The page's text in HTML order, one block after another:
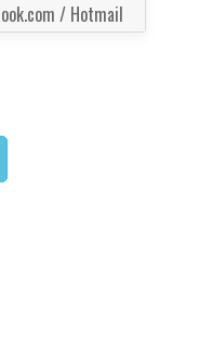
/ Hotmail